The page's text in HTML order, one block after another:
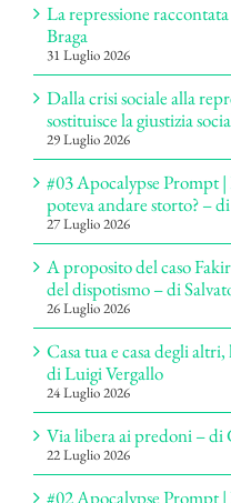
La repressione
Braga
31 Luglio 2026
Dalla crisi sociale alla
sostituisce la giustizia
29 Luglio 2026
#03 Apocalypse Prompt
poteva andare storto? –
27 Luglio 2026
A proposito del caso
del dispotismo – di
26 Luglio 2026
Casa tua e casa degli
di Luigi Vergallo
24 Luglio 2026
Via libera ai predoni –
22 Luglio 2026
#02 Apocalypse Prompt